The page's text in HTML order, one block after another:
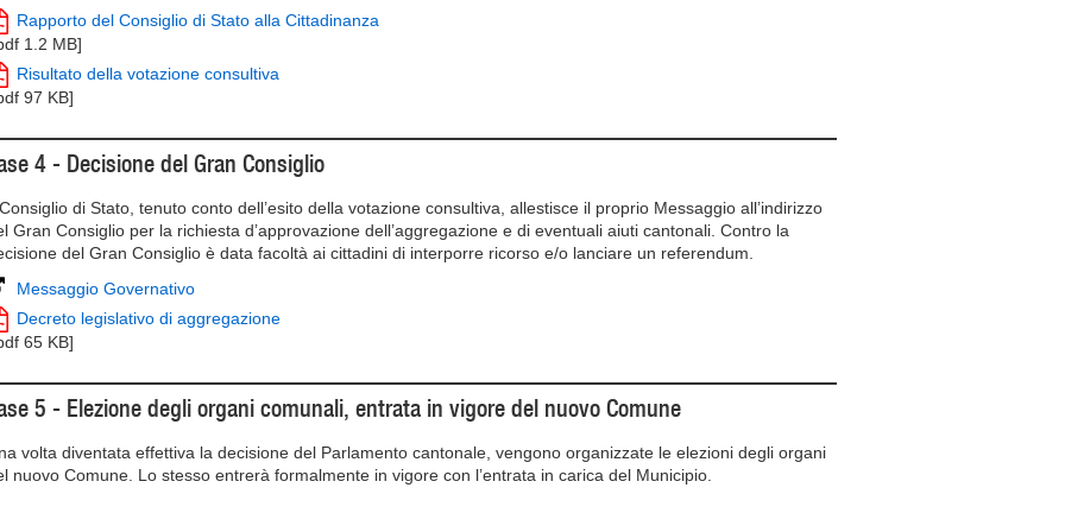
Rapporto del Consiglio di Stato alla Cittadinanza
1.2 MB]
Risultato della votazione consultiva
97 KB]
4 - Decisione del Gran Consiglio
di Stato, tenuto conto dell’esito della votazione consultiva, allestisce il proprio Messaggio all’indirizzo
Gran Consiglio per la richiesta d’approvazione dell’aggregazione e di eventuali aiuti cantonali. Contro la
del Gran Consiglio è data facoltà ai cittadini di interporre ricorso e/o lanciare un referendum.
Messaggio Governativo
Decreto legislativo di aggregazione
65 KB]
5 - Elezione degli organi comunali, entrata in vigore del nuovo Comune
volta diventata effettiva la decisione del Parlamento cantonale, vengono organizzate le elezioni degli organi
nuovo Comune. Lo stesso entrerà formalmente in vigore con l’entrata in carica del Municipio.